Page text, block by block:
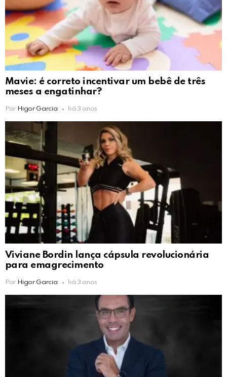
Mavie: é correto incentivar um bebê de três
meses a engatinhar?
Por Higor Garcia há 3 anos
Viviane Bordin lança cápsula revolucionária
para emagrecimento
Por Higor Garcia há 3 anos